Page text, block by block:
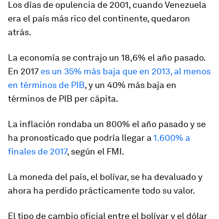
Los días de opulencia de 2001, cuando Venezuela
era el país más rico del continente, quedaron
atrás.
La economía se contrajo un 18,6% el año pasado.
En 2017 es un 35% más baja que en 2013, al menos
en términos de PIB, y un 40% más baja en
términos de PIB per cápita.
La inflación rondaba un 800% el año pasado y se
ha pronosticado que podría llegar a 1.600% a
finales de 2017, según el FMI.
La moneda del país, el bolívar, se ha devaluado y
ahora ha perdido prácticamente todo su valor.
El tipo de cambio oficial entre el bolívar y el dólar